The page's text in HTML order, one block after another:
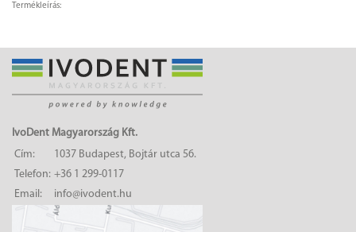
Termékleírás:
IvoDent Magyarország Kft.
Cím:
1037 Budapest, Bojtár utca 56.
Telefon: +36 1 299-0117
Email:
info@ivodent.hu